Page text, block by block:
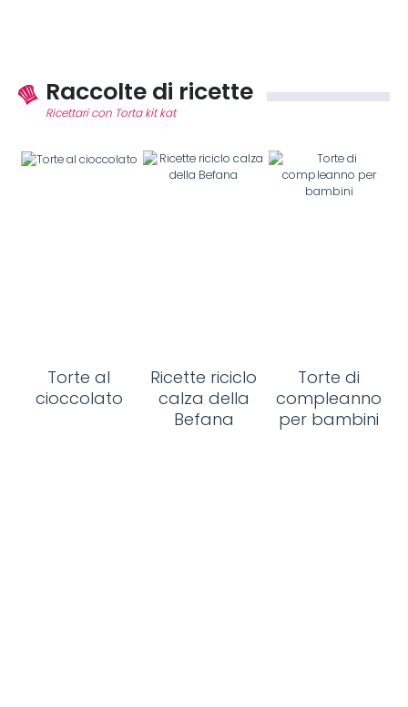
Raccolte di ricette
Ricettari con Torta kit kat
Torte al
cioccolato
Ricette riciclo
calza della
Befana
Torte di
compleanno
per bambini